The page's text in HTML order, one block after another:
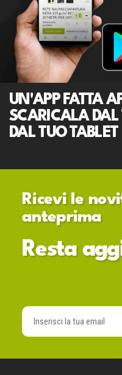
UN'APP FATTA
SCARICALA DAL
DAL TUO TABLET
Ricevi le
anteprima
Resta